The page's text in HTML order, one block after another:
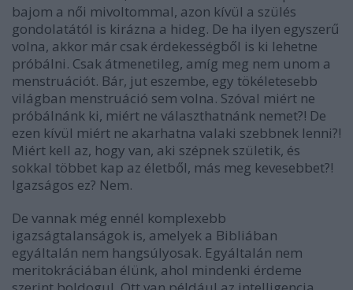
bajom a női mivoltommal, azon kívül a szülés
gondolatától is kirázna a hideg. De ha ilyen egyszerű
volna, akkor már csak érdekességből is ki lehetne
próbálni. Csak átmenetileg, amíg meg nem unom a
menstruációt. Bár, jut eszembe, egy tökéletesebb
világban menstruáció sem volna. Szóval miért ne
próbálnánk ki, miért ne választhatnánk nemet?! De
ezen kívül miért ne akarhatna valaki szebbnek lenni?!
Miért kell az, hogy van, aki szépnek születik, és
sokkal többet kap az életből, más meg kevesebbet?!
Igazságos ez? Nem.
De vannak még ennél komplexebb
igazságtalanságok is, amelyek a Bibliában
egyáltalán nem hangsúlyosak. Egyáltalán nem
meritokráciában élünk, ahol mindenki érdeme